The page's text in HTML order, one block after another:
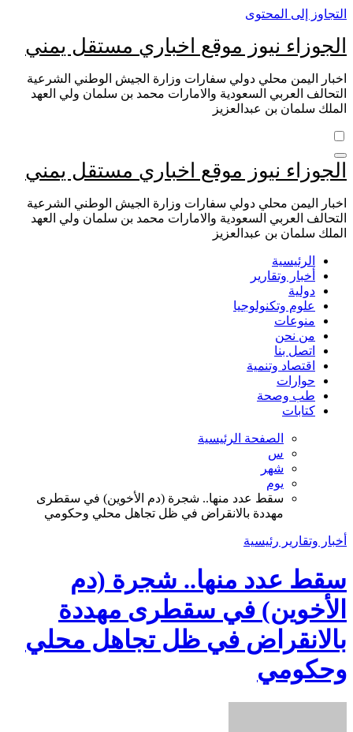
التجاوز إلى المحتوى
الجوزاء نيوز موقع اخباري مستقل يمني
اخبار اليمن محلي دولي سفارات وزارة الجيش الوطني الشرعية
التحالف العربي السعودية والامارات محمد بن سلمان ولي العهد
الملك سلمان بن عبدالعزيز
الجوزاء نيوز موقع اخباري مستقل يمني
اخبار اليمن محلي دولي سفارات وزارة الجيش الوطني الشرعية
التحالف العربي السعودية والامارات محمد بن سلمان ولي العهد
الملك سلمان بن عبدالعزيز
الرئيسية
أخبار وتقارير
دولية
علوم وتكنولوجيا
منوعات
من نحن
اتصل بنا
اقتصاد وتنمية
حوارات
طب وصحة
كتابات
الصفحة الرئيسية
س
شهر
يوم
سقط عدد منها.. شجرة (دم الأخوين) في سقطرى
مهددة بالانقراض في ظل تجاهل محلي وحكومي
أخبار وتقارير رئيسية
سقط عدد منها.. شجرة (دم
الأخوين) في سقطرى مهددة
بالانقراض في ظل تجاهل محلي
وحكومي